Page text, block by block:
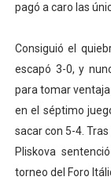
pagó a caro las
Consiguió el
escapó 3-0, y
para tomar ventaja
en el séptimo
sacar con 5-4.
Pliskova
torneo del Foro